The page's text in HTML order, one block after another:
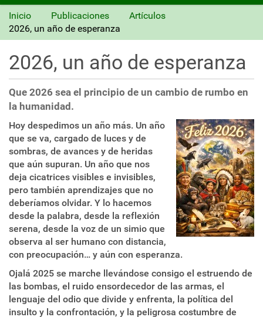
v
Inicio Publicaciones
Artículos
2026, un año de esperanza
2026, un año de esperanza
Que 2026 sea el principio de un cambio de rumbo en
la humanidad.
Hoy despedimos un año más. Un año
que se va, cargado de luces y de
sombras, de avances y de heridas
que aún supuran. Un año que nos
deja cicatrices visibles e invisibles,
pero también aprendizajes que no
deberíamos olvidar. Y lo hacemos
desde la palabra, desde la reflexión
serena, desde la voz de un simio que
observa al ser humano con distancia,
con preocupación… y aún con esperanza.
Ojalá 2025 se marche llevándose consigo el estruendo de
las bombas, el ruido ensordecedor de las armas, el
lenguaje del odio que divide y enfrenta, la política del
insulto y la confrontación, y la peligrosa costumbre de